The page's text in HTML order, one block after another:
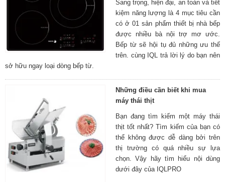
Sang trọng, hiện đại, an toàn và tiết
kiệm năng lượng là 4 mục tiêu cần
có ở 01 sản phẩm thiết bị nhà bếp
được nhiều bà nội trợ mơ ước.
Bếp từ sẽ hội tụ đủ những ưu thế
trên. cùng IQL trả lời lý do bạn nên
sở hữu ngay loại dòng bếp từ.
Những điều cần biết khi mua
máy thái thịt
Bạn đang tìm kiếm một máy thái
thịt tốt nhất? Tìm kiếm của bạn có
thể không được dễ dàng bởi trên
thị trường có quá nhiều sự lựa
chọn. Vậy hãy tìm hiểu nội dùng
dưới đây của IQLPRO